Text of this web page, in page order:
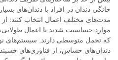
خانگی دندان در افراد با دندان‌های
مدت‌های مختلف اعمال انتخاب کنند:
موارد حساسیت شدید تا اعمال
که تحمل متوسطی دارند. سیستم‌های
دندان‌های حساس، از فناوری‌های